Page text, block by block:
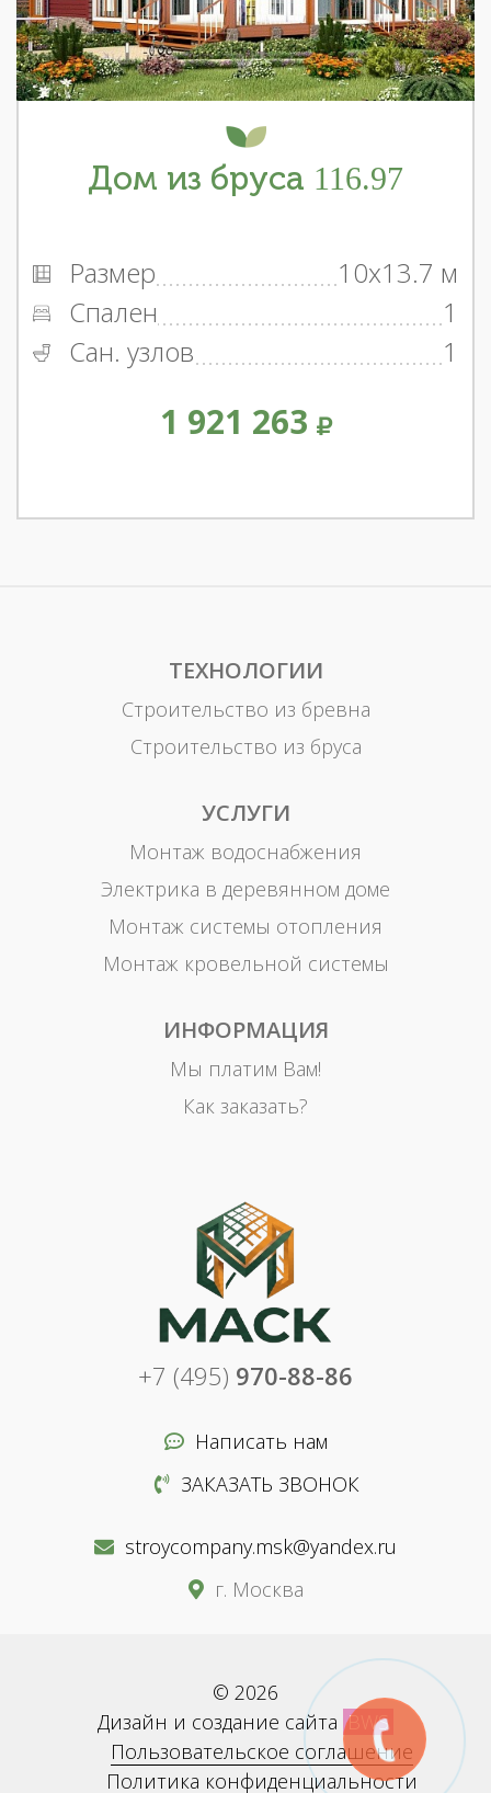
Дом из бруса 116.97
Размер
10x13.7 м
Спален
1
Сан. узлов
1
1 921 263
ТЕХНОЛОГИИ
Строительство из бревна
Строительство из бруса
УСЛУГИ
Монтаж водоснабжения
Электрика в деревянном доме
Монтаж системы отопления
Монтаж кровельной системы
ИНФОРМАЦИЯ
Мы платим Вам!
Как заказать?
+7 (495) 970-88-86
Написать нам
ЗАКАЗАТЬ ЗВОНОК
stroycompany.msk@yandex.ru
г. Москва
© 2026
Дизайн и создание сайта BWS
Пользовательское соглашение
Политика конфиденциальности